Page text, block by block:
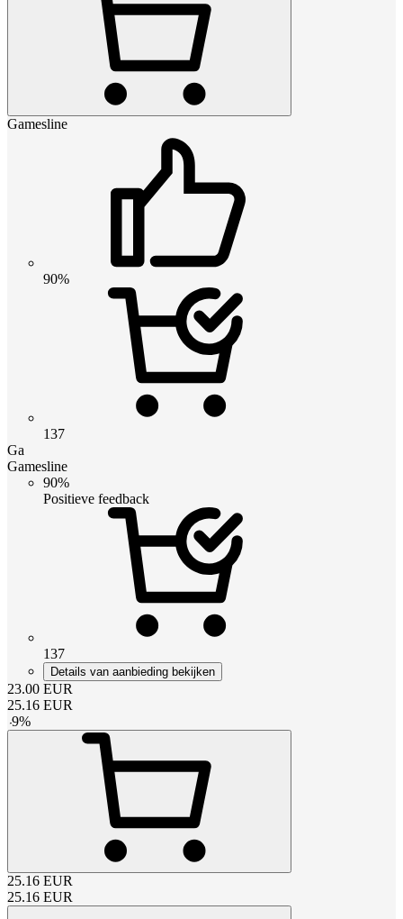
Gamesline
90%
137
Ga
Gamesline
90%
Positieve feedback
137
Details van aanbieding bekijken
23.00 EUR
25.16 EUR
-9%
25.16 EUR
25.16 EUR